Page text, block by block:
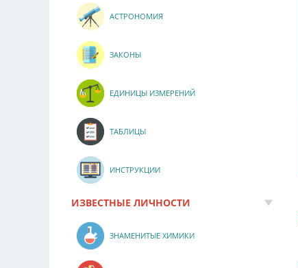
АСТРОНОМИЯ
ЗАКОНЫ
ЕДИНИЦЫ ИЗМЕРЕНИЙ
ТАБЛИЦЫ
ИНСТРУКЦИИ
ИЗВЕСТНЫЕ ЛИЧНОСТИ
ЗНАМЕНИТЫЕ ХИМИКИ